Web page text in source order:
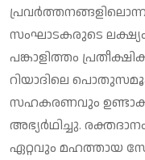
സംഘാടകരുടെ
പങ്കാളിത്തം
റിയാദിലെ
സഹകരണവും
അഭ്യര്‍ഥിച്ചു.
ഏറ്റവും മഹത്തായ